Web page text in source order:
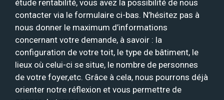
étude rentabilité, vous avez la possibilité de nous
contacter via le formulaire ci-bas. N’hésitez pas à
nous donner le maximum d’informations
concernant votre demande, à savoir : la
configuration de votre toit, le type de bâtiment, le
lieux où celui-ci se situe, le nombre de personnes
de votre foyer,etc. Grâce à cela, nous pourrons déjà
orienter notre réflexion et vous permettre de